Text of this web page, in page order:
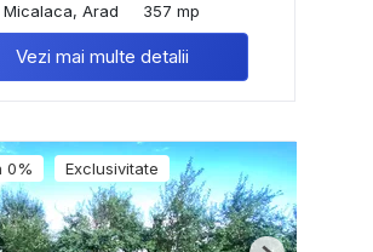
Micalaca, Arad
357 mp
Vezi mai multe detalii
0% Exclusivitate